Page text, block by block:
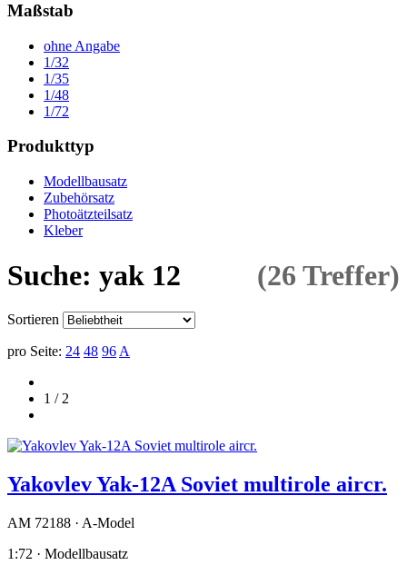
Maßstab
ohne Angabe
1/32
1/35
1/48
1/72
Produkttyp
Modellbausatz
Zubehörsatz
Photoätzteilsatz
Kleber
Suche: yak 12 (26 Treffer)
Sortieren
pro Seite: 24 48 96 A
1 / 2
Yakovlev Yak-12A Soviet multirole aircr.
AM 72188 · A-Model
1:72 · Modellbausatz